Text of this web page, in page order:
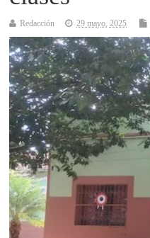
Redacción 29 mayo, 2025